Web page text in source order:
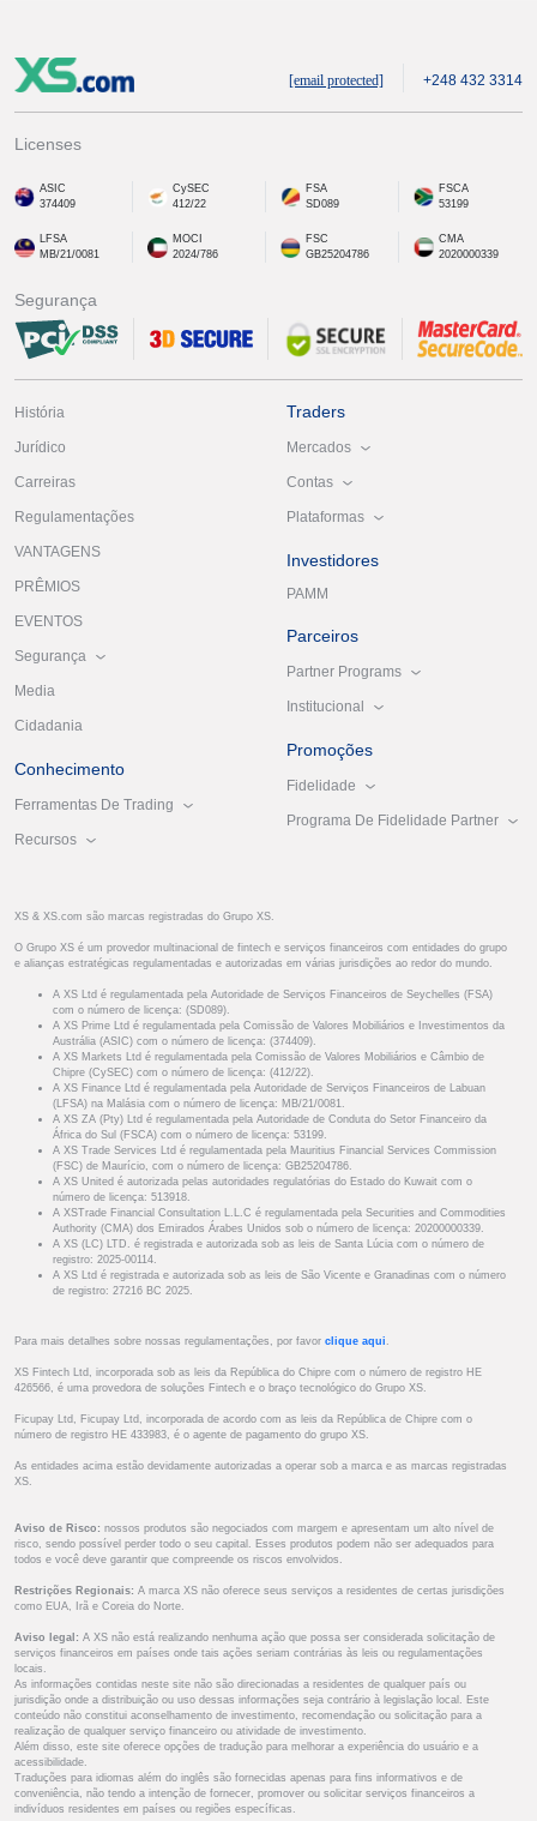
[email protected] +248 432 3314
Licenses
ASIC
374409
CySEC
412/22
FSA
SD089
FSCA
53199
LFSA
MB/21/0081
MOCI
2024/786
FSC
GB25204786
CMA
2020000339
Segurança
História
Jurídico
Carreiras
Regulamentações
VANTAGENS
PRÊMIOS
EVENTOS
Segurança
Media
Cidadania
Conhecimento
Ferramentas De Trading
Recursos
Traders
Mercados
Contas
Plataformas
Investidores
PAMM
Parceiros
Partner Programs
Institucional
Promoções
Fidelidade
Programa De Fidelidade Partner
XS & XS.com são marcas registradas do Grupo XS.
O Grupo XS é um provedor multinacional de fintech e serviços financeiros com entidades do grupo
e alianças estratégicas regulamentadas e autorizadas em várias jurisdições ao redor do mundo.
A XS Ltd é regulamentada pela Autoridade de Serviços Financeiros de Seychelles (FSA)
com o número de licença: (SD089).
A XS Prime Ltd é regulamentada pela Comissão de Valores Mobiliários e Investimentos da
Austrália (ASIC) com o número de licença: (374409).
A XS Markets Ltd é regulamentada pela Comissão de Valores Mobiliários e Câmbio de
Chipre (CySEC) com o número de licença: (412/22).
A XS Finance Ltd é regulamentada pela Autoridade de Serviços Financeiros de Labuan
(LFSA) na Malásia com o número de licença: MB/21/0081.
A XS ZA (Pty) Ltd é regulamentada pela Autoridade de Conduta do Setor Financeiro da
África do Sul (FSCA) com o número de licença: 53199.
A XS Trade Services Ltd é regulamentada pela Mauritius Financial Services Commission
(FSC) de Maurício, com o número de licença: GB25204786.
A XS United é autorizada pelas autoridades regulatórias do Estado do Kuwait com o
número de licença: 513918.
A XSTrade Financial Consultation L.L.C é regulamentada pela Securities and Commodities
Authority (CMA) dos Emirados Árabes Unidos sob o número de licença: 20200000339.
A XS (LC) LTD. é registrada e autorizada sob as leis de Santa Lúcia com o número de
registro: 2025-00114.
A XS Ltd é registrada e autorizada sob as leis de São Vicente e Granadinas com o número
de registro: 27216 BC 2025.
Para mais detalhes sobre nossas regulamentações, por favor clique aqui .
XS Fintech Ltd, incorporada sob as leis da República do Chipre com o número de registro HE
426566, é uma provedora de soluções Fintech e o braço tecnológico do Grupo XS.
Ficupay Ltd, Ficupay Ltd, incorporada de acordo com as leis da República de Chipre com o
número de registro HE 433983, é o agente de pagamento do grupo XS.
As entidades acima estão devidamente autorizadas a operar sob a marca e as marcas registradas
XS.
Aviso de Risco: nossos produtos são negociados com margem e apresentam um alto nível de
risco, sendo possível perder todo o seu capital. Esses produtos podem não ser adequados para
todos e você deve garantir que compreende os riscos envolvidos.
Restrições Regionais: A marca XS não oferece seus serviços a residentes de certas jurisdições
como EUA, Irã e Coreia do Norte.
Aviso legal: A XS não está realizando nenhuma ação que possa ser considerada solicitação de
serviços financeiros em países onde tais ações seriam contrárias às leis ou regulamentações
locais.
As informações contidas neste site não são direcionadas a residentes de qualquer país ou
jurisdição onde a distribuição ou uso dessas informações seja contrário à legislação local. Este
conteúdo não constitui aconselhamento de investimento, recomendação ou solicitação para a
realização de qualquer serviço financeiro ou atividade de investimento.
Além disso, este site oferece opções de tradução para melhorar a experiência do usuário e a
acessibilidade.
Traduções para idiomas além do inglês são fornecidas apenas para fins informativos e de
conveniência, não tendo a intenção de fornecer, promover ou solicitar serviços financeiros a
indivíduos residentes em países ou regiões específicas.